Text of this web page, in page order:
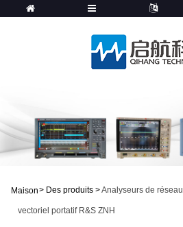
Maison> Des produits >Analyseurs de réseau
vectoriel portatif R&S ZNH